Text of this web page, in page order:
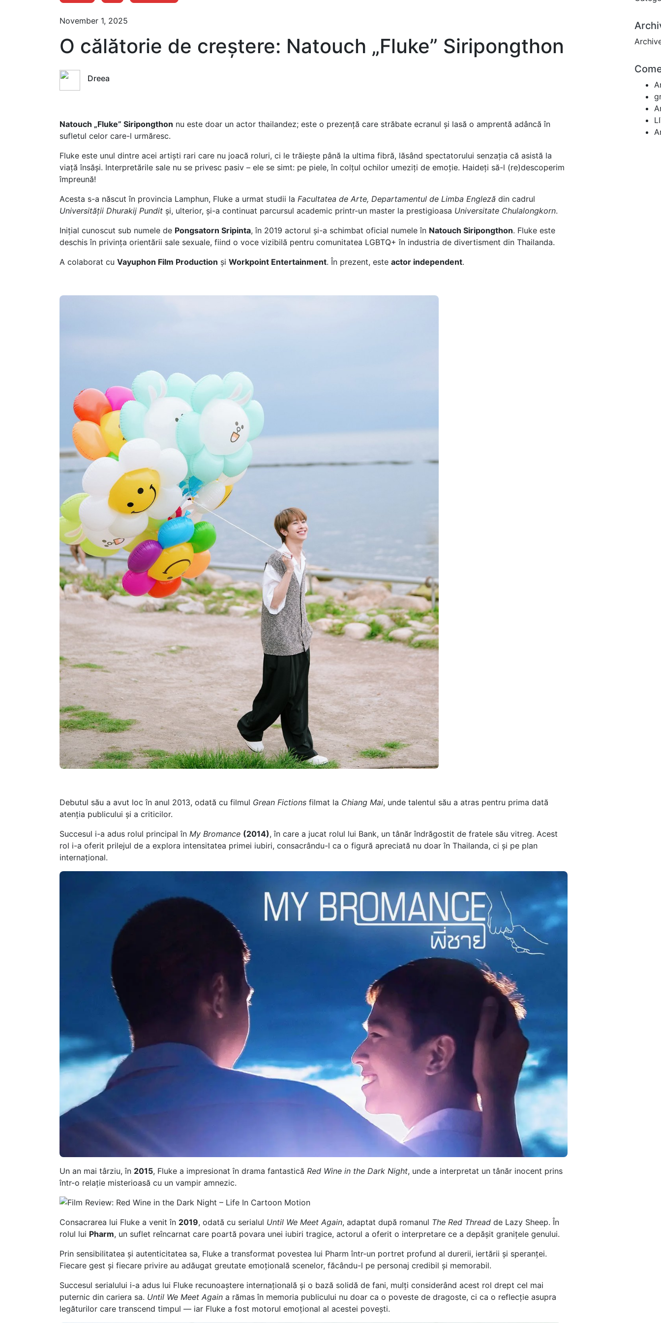
November 1, 2025
O călătorie de creștere: Natouch „Fluke” Siripongthon
Dreea
Natouch „Fluke” Siripongthon nu este doar un actor thailandez; este o prezență care străbate ecranul și lasă o amprentă adâncă în
sufletul celor care-l urmăresc.
Fluke este unul dintre acei artiști rari care nu joacă roluri, ci le trăiește până la ultima fibră, lăsând spectatorului senzația că asistă la
viață însăși. Interpretările sale nu se privesc pasiv – ele se simt: pe piele, în colțul ochilor umeziți de emoție. Haideți să-l (re)descoperim
împreună!
Acesta s-a născut în provincia Lamphun, Fluke a urmat studii laFacultatea de Arte, Departamentul de Limba Engleză din cadrul
Universității Dhurakij Pundit și, ulterior, și-a continuat parcursul academic printr-un master la prestigioasa Universitate Chulalongkorn.
Inițial cunoscut sub numele de Pongsatorn Sripinta, în 2019 actorul și-a schimbat oficial numele în Natouch Siripongthon. Fluke este
deschis în privința orientării sale sexuale, fiind o voce vizibilă pentru comunitatea LGBTQ+ în industria de divertisment din Thailanda.
A colaborat cuVayuphon Film Production șiWorkpoint Entertainment. În prezent, esteactor independent.
Debutul său a avut loc în anul 2013, odată cu filmul Grean Fictionsfilmat la Chiang Mai, unde talentul său a atras pentru prima dată
atenția publicului și a criticilor.
Succesul i-a adus rolul principal în My Bromance (2014), în care a jucat rolul lui Bank, un tânăr îndrăgostit de fratele său vitreg. Acest
rol i-a oferit prilejul de a explora intensitatea primei iubiri, consacrându-l ca o figură apreciată nu doar în Thailanda, ci și pe plan
internațional.
Un an mai târziu, în 2015, Fluke a impresionat în drama fantastică Red Wine in the Dark Night, unde a interpretat un tânăr inocent prins
într-o relație misterioasă cu un vampir amnezic.
Consacrarea lui Fluke a venit în 2019, odată cu serialul Until We Meet Again, adaptat după romanul The Red Thread de Lazy Sheep. În
rolul lui Pharm, un suflet reîncarnat care poartă povara unei iubiri tragice, actorul a oferit o interpretare ce a depășit granițele genului.
Prin sensibilitatea și autenticitatea sa, Fluke a transformat povestea lui Pharm într-un portret profund al durerii, iertării și speranței.
Fiecare gest și fiecare privire au adăugat greutate emoțională scenelor, făcându-l pe personaj credibil și memorabil.
Succesul serialului i-a adus lui Fluke recunoaștere internațională și o bază solidă de fani, mulți considerând acest rol drept cel mai
puternic din cariera sa. Until We Meet Again a rămas în memoria publicului nu doar ca o poveste de dragoste, ci ca o reflecție asupra
legăturilor care transcend timpul — iar Fluke a fost motorul emoțional al acestei povești.